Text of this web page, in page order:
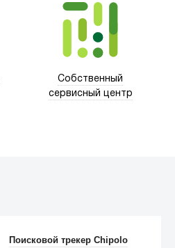
Собственный
сервисный центр
Поисковой трекер Chipolo